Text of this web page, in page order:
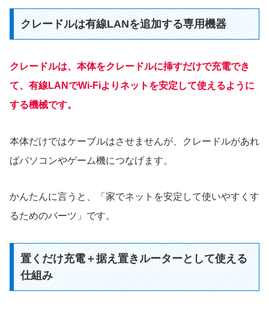
クレードルは有線LANを追加する専用機器
クレードルは、本体をクレードルに挿すだけで充電でき
て、有線LANでWi-Fiよりネットを安定して使えるように
する機械です。
本体だけではケーブルはさせませんが、クレードルがあれ
ばパソコンやゲーム機につなげます。
かんたんに言うと、「家でネットを安定して使いやすくす
るためのパーツ」です。
置くだけ充電＋据え置きルーターとして使える
仕組み